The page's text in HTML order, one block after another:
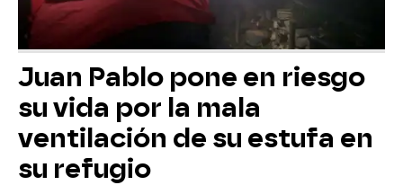
Juan Pablo pone en riesgo
su vida por la mala
ventilación de su estufa en
su refugio